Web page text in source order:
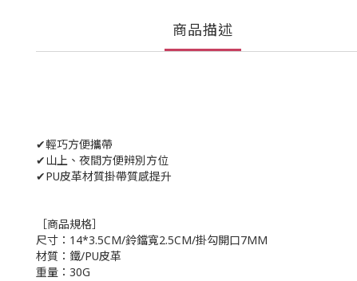
商品描述
✔輕巧方便攜帶
✔山上、夜間方便辨別方位
✔PU皮革材質掛帶質感提升
［商品規格］
尺寸：14*3.5CM/鈴鐺寬2.5CM/掛勾開口7MM
材質：鐵/PU皮革
重量：30G